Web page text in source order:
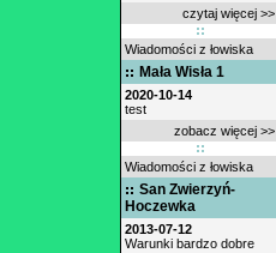
czytaj więcej >>
Wiadomości z łowiska
Mała Wisła 1
2020-10-14
test
zobacz więcej >>
Wiadomości z łowiska
San Zwierzyń-
Hoczewka
2013-07-12
Warunki bardzo dobre